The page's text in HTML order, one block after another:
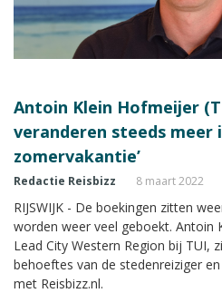
Antoin Klein Hofmeijer
veranderen steeds meer
zomervakantie’
Redactie Reisbizz 8 maart 2022
RIJSWIJK - De boekingen zitten
worden weer veel geboekt. Antoin
Lead City Western Region bij TUI,
behoeftes van de stedenreiziger
met Reisbizz.nl.